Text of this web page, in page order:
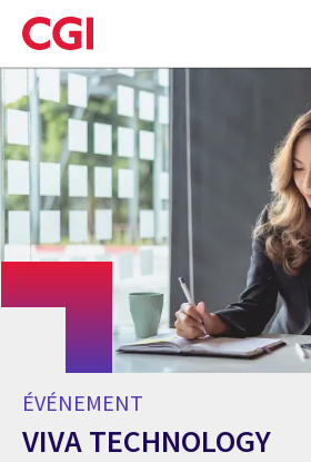
Skip
to
main
content
ÉVÉNEMENT
VIVA TECHNOLOGY